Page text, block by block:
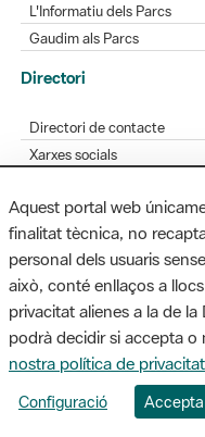
L'Informatiu dels Parcs
Gaudim als Parcs
Directori
Directori de contacte
Xarxes socials
Bústia de suggeriments
Opineu sobre els parcs
MAPA WEB AVÍS LEGAL
Diputació de Barcelona.
Barcelona. Tel. 934 022
Aquest portal web
finalitat tècnica, no
personal dels usuaris
això, conté enllaços a
privacitat alienes a la de
podrà decidir si accepta o
nostra política de privacitat
Configuració